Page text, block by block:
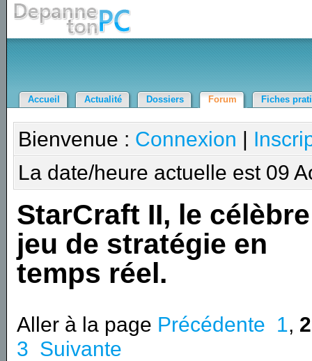
Accueil Actualité Dossiers Forum Fiches
Bienvenue : Connexion |
La date/heure actuelle est 09
StarCraft II, le célèbre
jeu de stratégie en
temps réel.
Aller à la page Précédente 1, 2
3 Suivante